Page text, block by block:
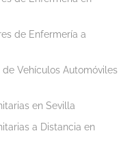
de Enfermería a
Vehículos Automóviles
en Sevilla
a Distancia en